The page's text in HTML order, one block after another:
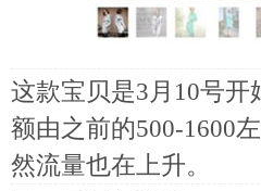
这款宝贝是3月10号开
额由之前的500-1600
然流量也在上升。